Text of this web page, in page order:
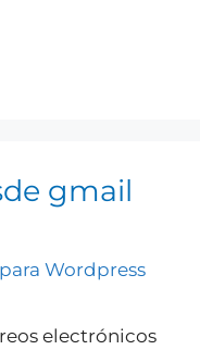
gmail
Wordpress
electrónicos